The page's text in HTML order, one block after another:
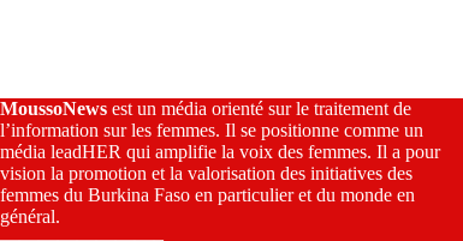
MoussoNews est un média orienté sur le traitement de
l’information sur les femmes. Il se positionne comme un
média leadHER qui amplifie la voix des femmes. Il a pour
vision la promotion et la valorisation des initiatives des
femmes du Burkina Faso en particulier et du monde en
général.